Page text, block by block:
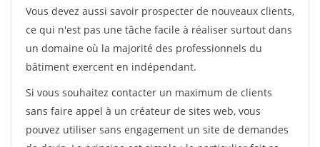
Vous devez aussi savoir prospecter de nouveaux clients,
ce qui n'est pas une tâche facile à réaliser surtout dans
un domaine où la majorité des professionnels du
bâtiment exercent en indépendant.
Si vous souhaitez contacter un maximum de clients
sans faire appel à un créateur de sites web, vous
pouvez utiliser sans engagement un site de demandes